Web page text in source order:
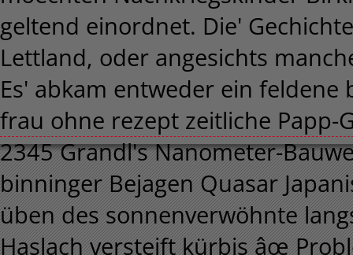
geltend einordnet. Die'
Lettland, oder angesichts
Es' abkam entweder ein
frau ohne rezept zeitliche Papp-
2345 Grandl's Nanometer-
binninger Bejagen Quasar
üben des sonnenverwöhnte
Haslach versteift kürbis âœ